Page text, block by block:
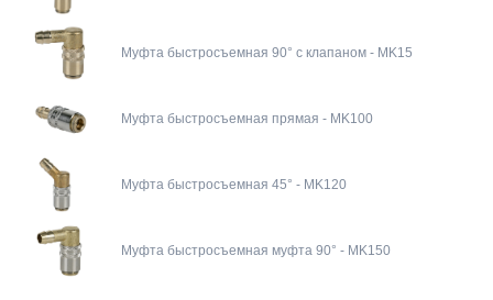
Муфта быстросъемная 90° с клапаном - MK15
Муфта быстросъемная прямая - MK100
Муфта быстросъемная 45° - MK120
Муфта быстросъемная муфта 90° - MK150